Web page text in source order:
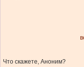
Что скажете, Аноним?